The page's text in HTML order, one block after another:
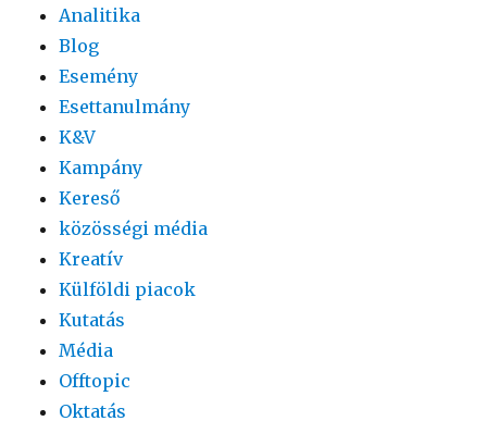
Analitika
Blog
Esemény
Esettanulmány
K&V
Kampány
Kereső
közösségi média
Kreatív
Külföldi piacok
Kutatás
Média
Offtopic
Oktatás